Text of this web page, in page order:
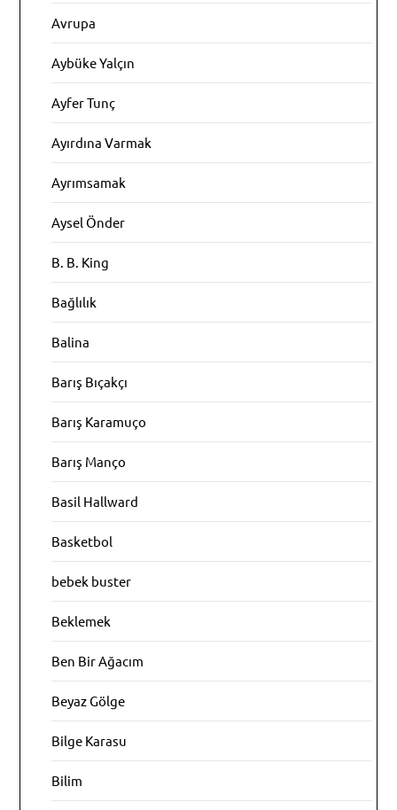
Avrupa
Aybüke Yalçın
Ayfer Tunç
Ayırdına Varmak
Ayrımsamak
Aysel Önder
B. B. King
Bağlılık
Balina
Barış Bıçakçı
Barış Karamuço
Barış Manço
Basil Hallward
Basketbol
bebek buster
Beklemek
Ben Bir Ağacım
Beyaz Gölge
Bilge Karasu
Bilim